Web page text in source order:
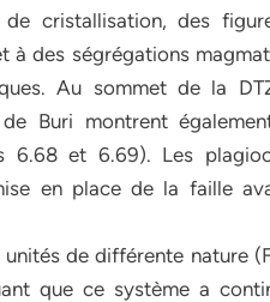
cristallisation, des
à des ségrégations
Au sommet de la
Buri montrent
6.68 et 6.69). Les
en place de la faille
de différente nature
que ce système a